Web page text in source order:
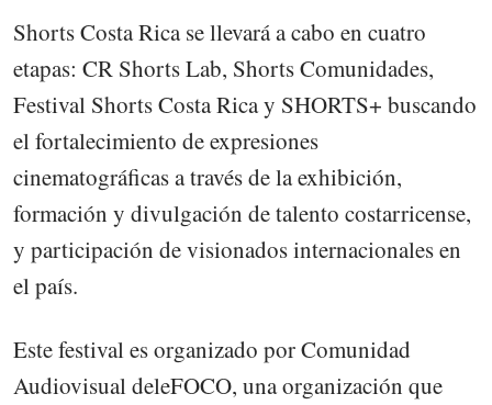
Shorts Costa Rica se llevará a cabo en cuatro
etapas: CR Shorts Lab, Shorts Comunidades,
Festival Shorts Costa Rica y SHORTS+ buscando
el fortalecimiento de expresiones
cinematográficas a través de la exhibición,
formación y divulgación de talento costarricense,
y participación de visionados internacionales en
el país.
Este festival es organizado por Comunidad
Audiovisual deleFOCO, una organización que